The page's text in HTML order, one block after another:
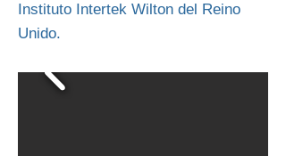
Instituto Intertek Wilton del Reino
Unido.